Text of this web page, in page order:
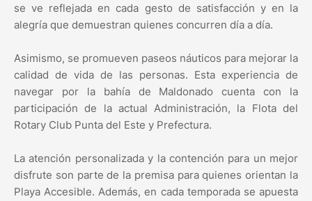
se ve reflejada en cada gesto de satisfacción y en la
alegría que demuestran quienes concurren día a día.
Asimismo, se promueven paseos náuticos para mejorar la
calidad de vida de las personas. Esta experiencia de
navegar por la bahía de Maldonado cuenta con la
participación de la actual Administración, la Flota del
Rotary Club Punta del Este y Prefectura.
La atención personalizada y la contención para un mejor
disfrute son parte de la premisa para quienes orientan la
Playa Accesible. Además, en cada temporada se apuesta